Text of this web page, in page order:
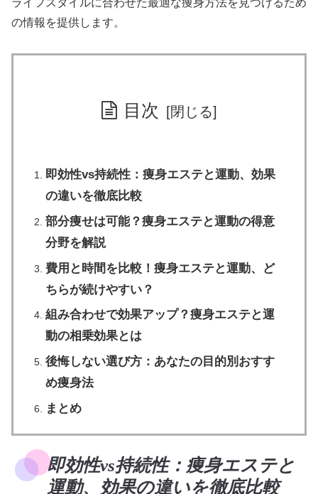
ライフスタイルに合わせた最適な痩身方法を見つけるため
の情報を提供します。
目次
即効性vs持続性：痩身エステと運動、効果
の違いを徹底比較
部分痩せは可能？痩身エステと運動の得意
分野を解説
費用と時間を比較！痩身エステと運動、ど
ちらが続けやすい？
組み合わせで効果アップ？痩身エステと運
動の相乗効果とは
後悔しない選び方：あなたの目的別おすす
め痩身法
まとめ
即効性vs持続性：痩身エステと
運動、効果の違いを徹底比較